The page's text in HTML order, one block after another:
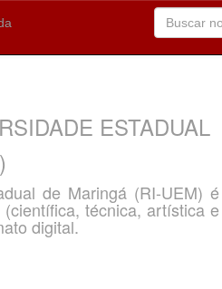
ESTADUAL
de Maringá (RI-UEM) é
técnica, artística e
digital.